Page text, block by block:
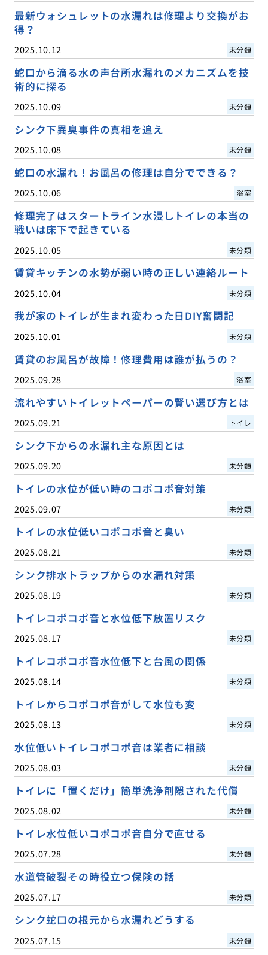
最新ウォシュレットの水漏れは修理より交換がお
得？
2025.10.12 未分類
蛇口から滴る水の声台所水漏れのメカニズムを技
術的に探る
2025.10.09 未分類
シンク下異臭事件の真相を追え
2025.10.08 未分類
蛇口の水漏れ！お風呂の修理は自分でできる？
2025.10.06 浴室
修理完了はスタートライン水浸しトイレの本当の
戦いは床下で起きている
2025.10.05 未分類
賃貸キッチンの水勢が弱い時の正しい連絡ルート
2025.10.04 未分類
我が家のトイレが生まれ変わった日DIY奮闘記
2025.10.01 未分類
賃貸のお風呂が故障！修理費用は誰が払うの？
2025.09.28 浴室
流れやすいトイレットペーパーの賢い選び方とは
2025.09.21 トイレ
シンク下からの水漏れ主な原因とは
2025.09.20 未分類
トイレの水位が低い時のコポコポ音対策
2025.09.07 未分類
トイレの水位低いコポコポ音と臭い
2025.08.21 未分類
シンク排水トラップからの水漏れ対策
2025.08.19 未分類
トイレコポコポ音と水位低下放置リスク
2025.08.17 未分類
トイレコポコポ音水位低下と台風の関係
2025.08.14 未分類
トイレからコポコポ音がして水位も変
2025.08.13 未分類
水位低いトイレコポコポ音は業者に相談
2025.08.03 未分類
トイレに「置くだけ」簡単洗浄剤隠された代償
2025.08.02 未分類
トイレ水位低いコポコポ音自分で直せる
2025.07.28 未分類
水道管破裂その時役立つ保険の話
2025.07.17 未分類
シンク蛇口の根元から水漏れどうする
2025.07.15 未分類